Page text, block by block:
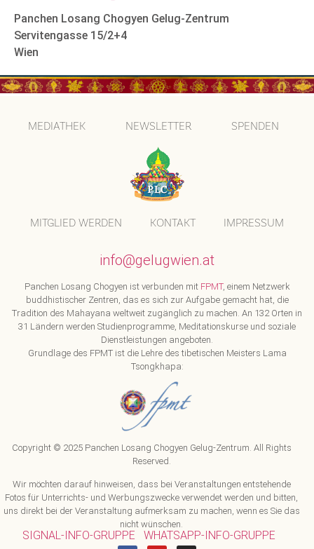
Panchen Losang Chogyen Gelug-Zentrum
Servitengasse 15/2+4
Wien
MEDIATHEK NEWSLETTER SPENDEN
MITGLIED WERDEN KONTAKT IMPRESSUM
info@gelugwien.at
Panchen Losang Chogyen ist verbunden mit FPMT, einem Netzwerk
buddhistischer Zentren, das es sich zur Aufgabe gemacht hat, die
Tradition des Mahayana weltweit zugänglich zu machen. An 132 Orten in
31 Ländern werden Studienprogramme, Meditationskurse und soziale
Dienstleistungen angeboten.
Grundlage des FPMT ist die Lehre des tibetischen Meisters Lama
Tsongkhapa:
Copyright © 2025 Panchen Losang Chogyen Gelug-Zentrum. All Rights
Reserved.
Wir möchten darauf hinweisen, dass bei Veranstaltungen entstehende
Fotos für Unterrichts- und Werbungszwecke verwendet werden und bitten,
uns direkt bei der Veranstaltung aufmerksam zu machen, wenn es Sie das
nicht wünschen.
SIGNAL-INFO-GRUPPE WHATSAPP-INFO-GRUPPE